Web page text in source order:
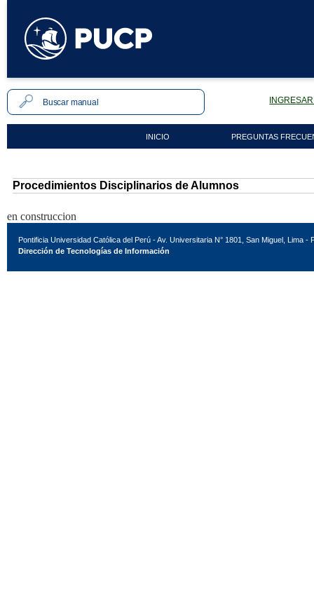
INICIO PREGUNTAS
Procedimientos Disciplinarios de Alumnos
en construccion
Pontificia Universidad Católica del Perú - Av. Universitaria N° 1801, San Miguel, Lima -
Dirección de Tecnologías de Información